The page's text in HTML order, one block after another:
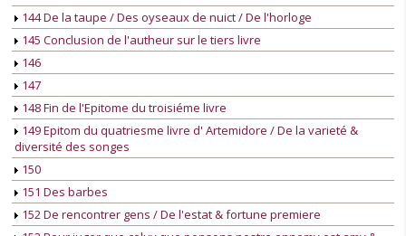
144 De la taupe / Des oyseaux de nuict / De l'horloge
145 Conclusion de l'autheur sur le tiers livre
146
147
148 Fin de l'Epitome du troisiéme livre
149 Epitom du quatriesme livre d' Artemidore / De la varieté &
diversité des songes
150
151 Des barbes
152 De rencontrer gens / De l'estat & fortune premiere